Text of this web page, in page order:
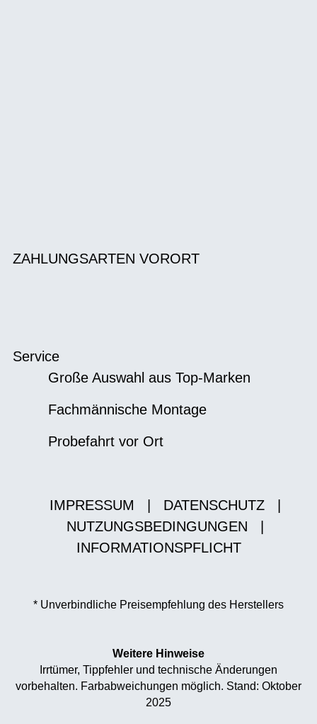
ZAHLUNGSARTEN VORORT
Service
Große Auswahl aus Top-Marken
Fachmännische Montage
Probefahrt vor Ort
IMPRESSUM DATENSCHUTZ
NUTZUNGSBEDINGUNGEN
INFORMATIONSPFLICHT
* Unverbindliche Preisempfehlung des Herstellers
Weitere Hinweise
Irrtümer, Tippfehler und technische Änderungen
vorbehalten. Farbabweichungen möglich. Stand: Oktober
2025